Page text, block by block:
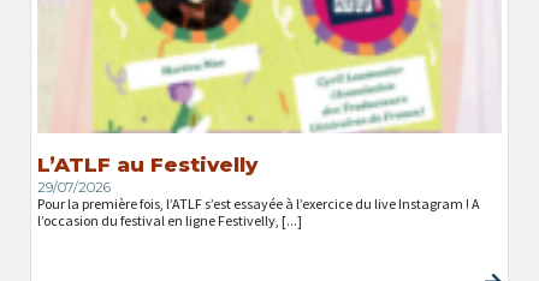
L’ATLF au Festivelly
29/07/2026
Pour la première fois, l’ATLF s’est essayée à l’exercice du live Instagram ! A
l’occasion du festival en ligne Festivelly, [...]